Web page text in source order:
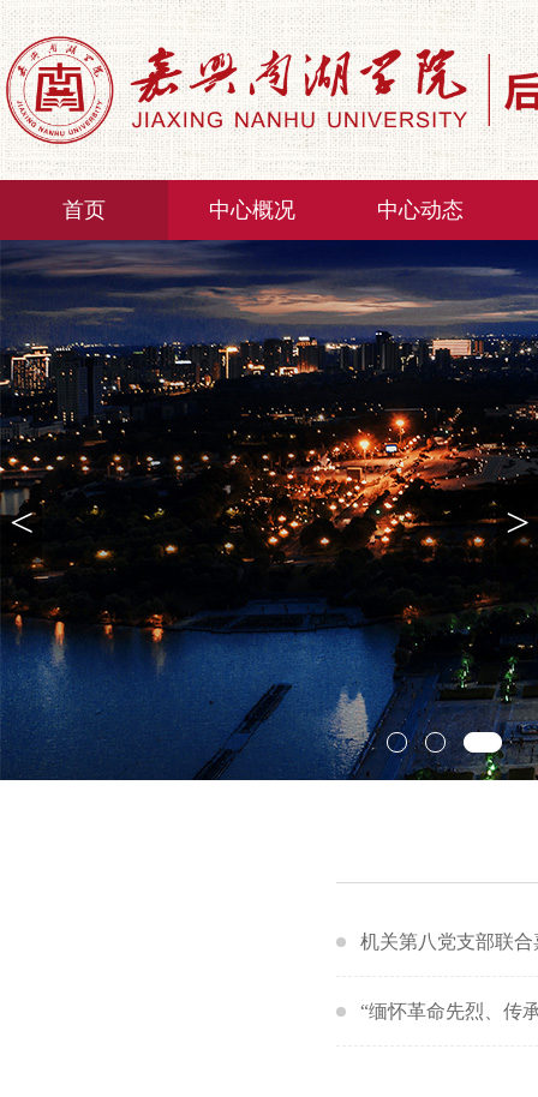
首页 中心概况 中心动态
< >
机关第八党支部联
“缅怀革命先烈、